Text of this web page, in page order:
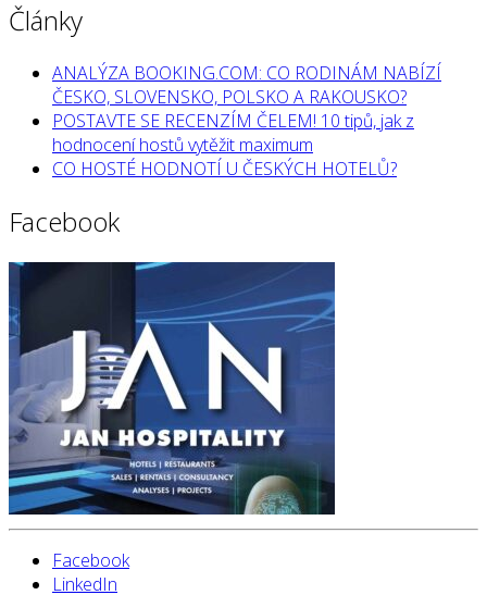
Články
ANALÝZA BOOKING.COM: CO RODINÁM NABÍZÍ
ČESKO, SLOVENSKO, POLSKO A RAKOUSKO?
POSTAVTE SE RECENZÍM ČELEM! 10 tipů, jak z
hodnocení hostů vytěžit maximum
CO HOSTÉ HODNOTÍ U ČESKÝCH HOTELŮ?
Facebook
Facebook
LinkedIn